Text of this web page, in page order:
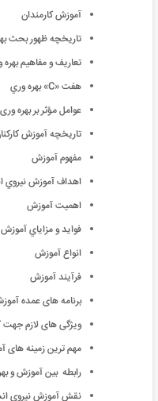
آموزش کارمندان
تاريخچه ظهور بحث
تعاريف و مفاهيم
هفت «C» بهره وري
عوامل مؤثر بر بهره
تاریخچه آموزش
مفهوم آموزش
اهداف آموزش نيروي
اهمیت آموزش
فواید و مزاياي
انواع آموزش
فرآیند آموزش
برنامه های عمده
ویژگی های لازم جهت
مهم ترین زمینه های
رابطه بین آموزش و
نقش آموزش نیروی